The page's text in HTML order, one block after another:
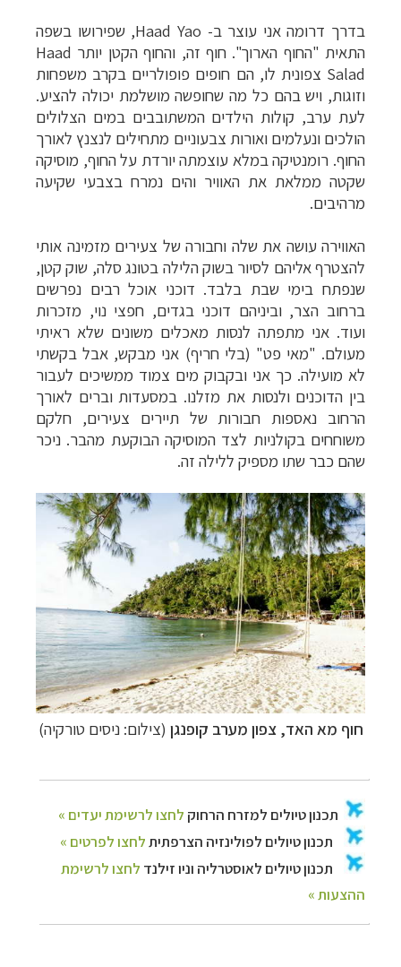
בדרך דרומה אני עוצר ב- Haad Yao, שפירושו בשפה
התאית "החוף הארוך". חוף זה, והחוף הקטן יותר Haad
Salad צפונית לו, הם חופים פופולריים בקרב משפחות
וזוגות, ויש בהם כל מה שחופשה מושלמת יכולה להציע.
לעת ערב, קולות הילדים המשתובבים במים הצלולים
הולכים ונעלמים ואורות צבעוניים מתחילים לנצנץ לאורך
החוף. רומנטיקה במלא עוצמתה יורדת על החוף, מוסיקה
שקטה ממלאת את האוויר והים נמרח בצבעי שקיעה
מרהיבים.
האווירה עושה את שלה וחבורה של צעירים מזמינה אותי
להצטרף אליהם לסיור בשוק הלילה בטונג סלה, שוק קטן,
שנפתח בימי שבת בלבד. דוכני אוכל רבים נפרשים
ברחוב הצר, וביניהם דוכני בגדים, חפצי נוי, מזכרות
ועוד. אני מתפתה לנסות מאכלים משונים שלא ראיתי
מעולם. "מאי פט" (בלי חריף) אני מבקש, אבל בקשתי
לא מועילה. כך אני ובקבוק מים צמוד ממשיכים לעבור
בין הדוכנים ולנסות את מזלנו. במסעדות וברים לאורך
הרחוב נאספות חבורות של תיירים צעירים, חלקם
משוחחים בקולניות לצד המוסיקה הבוקעת מהבר. ניכר
שהם כבר שתו מספיק ללילה זה.
חוף מא האד, צפון מערב קופנגן (צילום: ניסים טורקיה)
ההצעות »